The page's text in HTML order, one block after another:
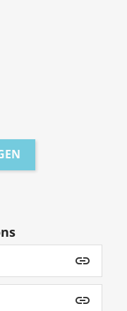
insert_link
insert_link